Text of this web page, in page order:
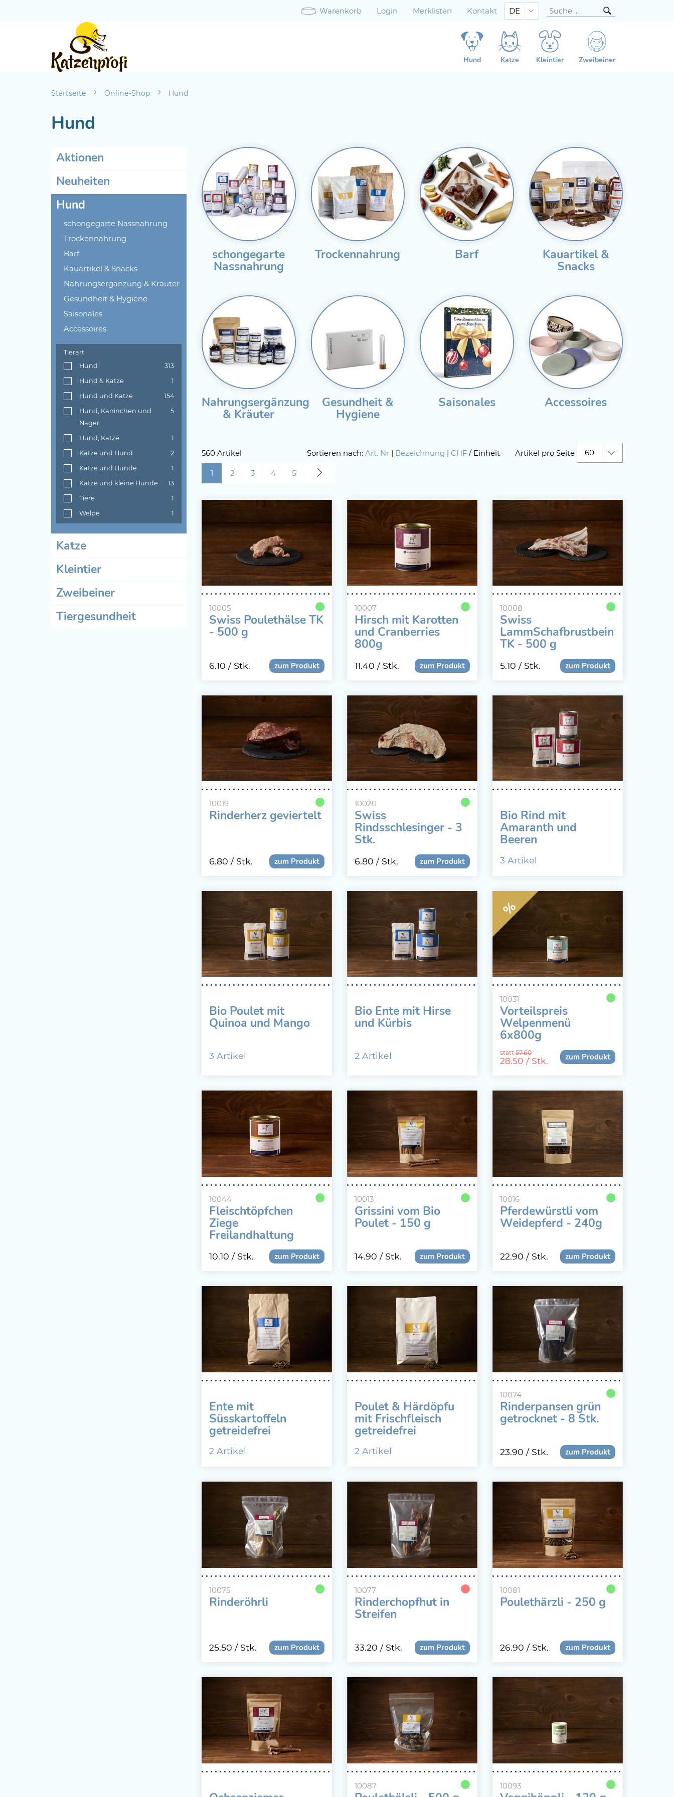
Warenkorb Login Merklisten Kontakt DE
Hund Katze Kleintier Zweibeiner
Startseite Online-Shop Hund
Hund
Aktionen
Neuheiten
Hund
schongegarte Nassnahrung
Trockennahrung
Barf
Kauartikel & Snacks
Nahrungsergänzung & Kräuter
Gesundheit & Hygiene
Saisonales
Accessoires
Tierart
Hund
313
Hund & Katze
1
Hund und Katze
154
Hund, Kaninchen und
Nager
5
Hund, Katze
1
Katze und Hund
2
Katze und Hunde
1
Katze und kleine Hunde
13
Tiere
1
Welpe
1
Katze
Kleintier
Zweibeiner
Tiergesundheit
schongegarte
Nassnahrung
Trockennahrung Barf Kauartikel &
Snacks
Nahrungsergänzung
& Kräuter
Gesundheit &
Hygiene
Saisonales Accessoires
Artikel pro Seite 60
Sortieren nach: Art. Nr | Bezeichnung | CHF / Einheit
560 Artikel
1 2 3 4 5
10005
Swiss Poulethälse TK
- 500 g
zum Produkt
6.10 / Stk.
10007
Hirsch mit Karotten
und Cranberries
800g
zum Produkt
11.40 / Stk.
10008
Swiss
LammSchafbrustbein
TK - 500 g
zum Produkt
5.10 / Stk.
10019
Rinderherz geviertelt
zum Produkt
6.80 / Stk.
10020
Swiss
Rindsschlesinger - 3
Stk.
zum Produkt
6.80 / Stk.
Bio Rind mit
Amaranth und
Beeren
3 Artikel
Bio Poulet mit
Quinoa und Mango
3 Artikel
Bio Ente mit Hirse
und Kürbis
2 Artikel
%
10031
Vorteilspreis
Welpenmenü
6x800g
zum Produkt
statt 57.60
28.50 / Stk.
10044
Fleischtöpfchen
Ziege
Freilandhaltung
zum Produkt
10.10 / Stk.
10013
Grissini vom Bio
Poulet - 150 g
zum Produkt
14.90 / Stk.
10016
Pferdewürstli vom
Weidepferd - 240g
zum Produkt
22.90 / Stk.
Ente mit
Süsskartoffeln
getreidefrei
2 Artikel
Poulet & Härdöpfu
mit Frischfleisch
getreidefrei
2 Artikel
10074
Rinderpansen grün
getrocknet - 8 Stk.
zum Produkt
23.90 / Stk.
10075
Rinderöhrli
zum Produkt
25.50 / Stk.
10077
Rinderchopfhut in
Streifen
zum Produkt
33.20 / Stk.
10081
Poulethärzli - 250 g
zum Produkt
26.90 / Stk.
10087 10093